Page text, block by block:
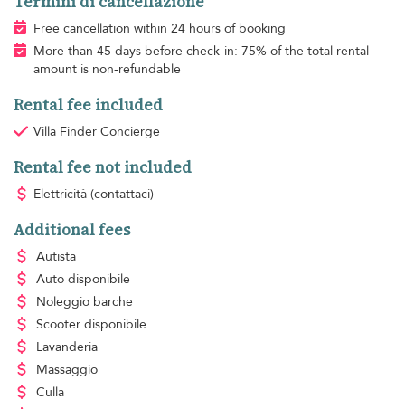
Free cancellation within 24 hours of booking
More than 45 days before check-in: 75% of the total rental
amount is non-refundable
Rental fee included
Villa Finder Concierge
Rental fee not included
Elettricità (contattaci)
Additional fees
Autista
Auto disponibile
Noleggio barche
Scooter disponibile
Lavanderia
Massaggio
Culla